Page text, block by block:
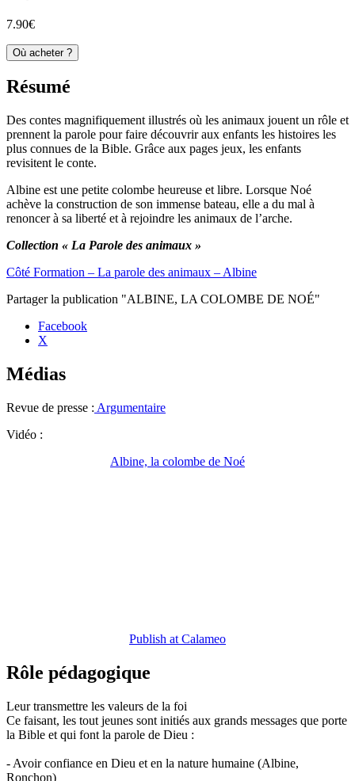
7.90€
Où acheter ?
Résumé
Des contes magnifiquement illustrés où les animaux jouent un rôle et
prennent la parole pour faire découvrir aux enfants les histoires les
plus connues de la Bible. Grâce aux pages jeux, les enfants
revisitent le conte.
Albine est une petite colombe heureuse et libre. Lorsque Noé
achève la construction de son immense bateau, elle a du mal à
renoncer à sa liberté et à rejoindre les animaux de l’arche.
Collection « La Parole des animaux »
Côté Formation – La parole des animaux – Albine
Partager la publication "ALBINE, LA COLOMBE DE NOÉ"
Facebook
X
Médias
Revue de presse : Argumentaire
Vidéo :
Albine, la colombe de Noé
Publish at Calameo
Rôle pédagogique
Leur transmettre les valeurs de la foi
Ce faisant, les tout jeunes sont initiés aux grands messages que porte
la Bible et qui font la parole de Dieu :
- Avoir confiance en Dieu et en la nature humaine (Albine,
Ronchon)